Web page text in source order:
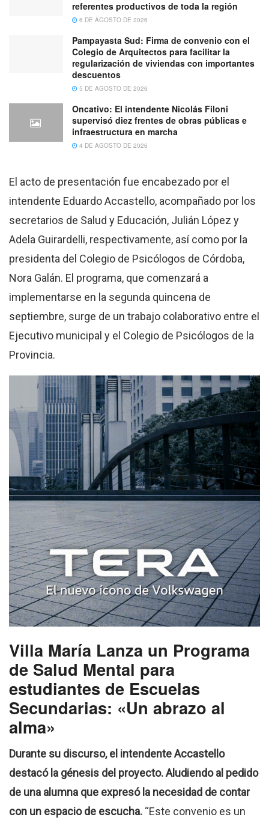
referentes productivos de toda la región
6 DE AGOSTO DE 2026
Pampayasta Sud: Firma de convenio con el
Colegio de Arquitectos para facilitar la
regularización de viviendas con importantes
descuentos
5 DE AGOSTO DE 2026
Oncativo: El intendente Nicolás Filoni
supervisó diez frentes de obras públicas e
infraestructura en marcha
4 DE AGOSTO DE 2026
El acto de presentación fue encabezado por el
intendente Eduardo Accastello, acompañado por los
secretarios de Salud y Educación, Julián López y
Adela Guirardelli, respectivamente, así como por la
presidenta del Colegio de Psicólogos de Córdoba,
Nora Galán. El programa, que comenzará a
implementarse en la segunda quincena de
septiembre, surge de un trabajo colaborativo entre el
Ejecutivo municipal y el Colegio de Psicólogos de la
Provincia.
Villa María Lanza un Programa
de Salud Mental para
estudiantes de Escuelas
Secundarias: «Un abrazo al
alma»
Durante su discurso, el intendente Accastello
destacó la génesis del proyecto. Aludiendo al pedido
de una alumna que expresó la necesidad de contar
con un espacio de escucha. “Este convenio es un